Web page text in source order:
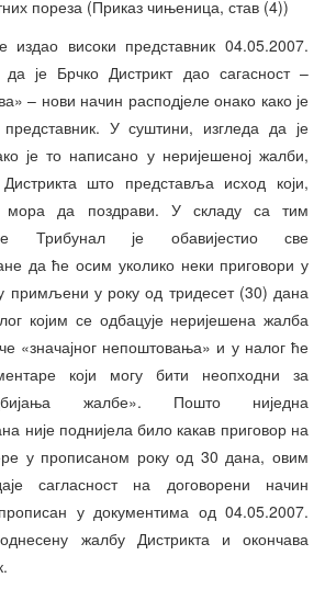
пореза (Приказ чињеница, став (4))
издао високи представник 04.05.2007.
да је Брчко Дистрикт дао сагасност –
– нови начин расподјеле онако како је
У суштини, изгледа да је
је то написано у неријешеној жалби,
што представља исход који,
мора да поздрави. У складу са тим
Трибунал је обавијестио све
да ће осим уколико неки приговори у
примљени у року од тридесет (30) дана
којим се одбацује неријешена жалба
«значајног непоштовања» и у налог ће
који могу бити неопходни за
жалбе». Пошто ниједна
није поднијела било какав приговор на
у прописаном року од 30 дана, овим
сагласност на договорени начин
прописан у документима од 04.05.2007.
жалбу Дистрикта и окончава